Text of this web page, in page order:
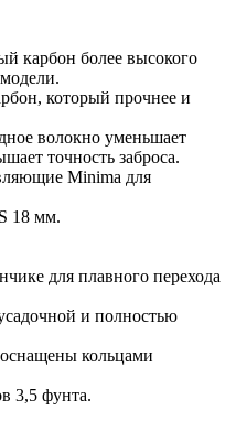
карбон более высокого
который прочнее и
волокно уменьшает
точность заброса.
Minima для
18 мм.
для плавного перехода
и полностью
кольцами
3,5 фунта.